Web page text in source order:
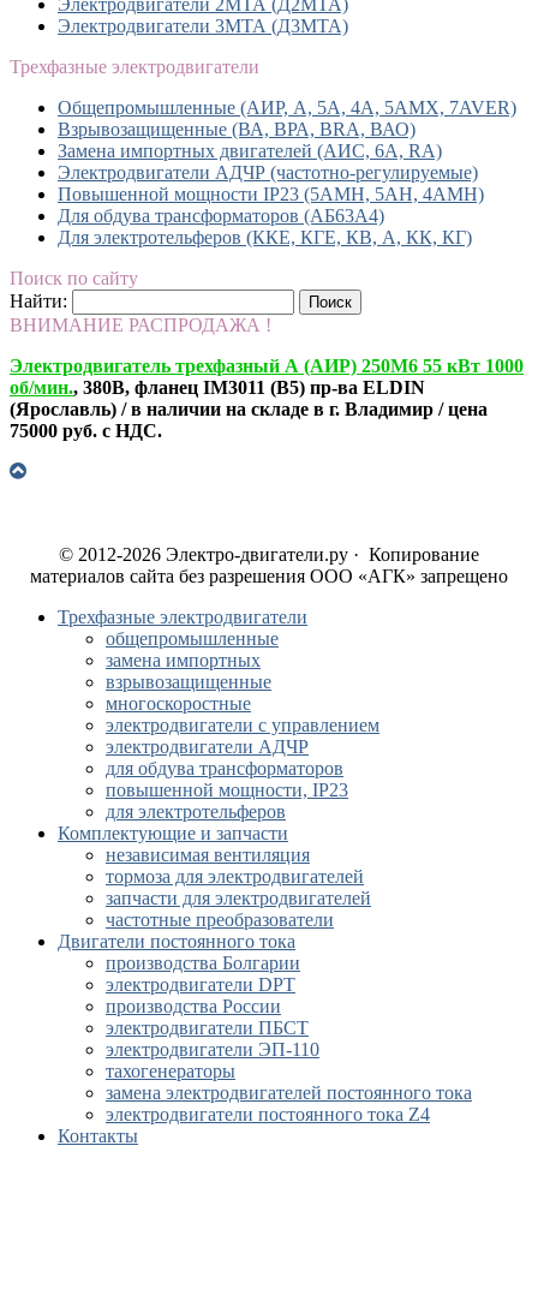
Электродвигатели 2МТА (Д2МТА)
Электродвигатели 3МТА (Д3МТА)
Трехфазные электродвигатели
Общепромышленные (АИР, А, 5А, 4А, 5АМХ, 7AVER)
Взрывозащищенные (ВА, ВРА, BRA, ВАО)
Замена импортных двигателей (АИС, 6А, RA)
Электродвигатели АДЧР (частотно-регулируемые)
Повышенной мощности IP23 (5АМН, 5АН, 4АМН)
Для обдува трансформаторов (АБ63А4)
Для электротельферов (ККЕ, КГЕ, КВ, А, КК, КГ)
Поиск по сайту
Найти:
ВНИМАНИЕ РАСПРОДАЖА !
Электродвигатель трехфазный А (АИР) 250М6 55 кВт 1000
об/мин., 380В, фланец IM3011 (B5) пр-ва ELDIN
(Ярославль) / в наличии на складе в г. Владимир / цена
75000 руб. с НДС.
© 2012-2026 Электро-двигатели.ру · Копирование
материалов сайта без разрешения ООО «АГК» запрещено
Трехфазные электродвигатели
общепромышленные
замена импортных
взрывозащищенные
многоскоростные
электродвигатели с управлением
электродвигатели АДЧР
для обдува трансформаторов
повышенной мощности, IP23
для электротельферов
Комплектующие и запчасти
независимая вентиляция
тормоза для электродвигателей
запчасти для электродвигателей
частотные преобразователи
Двигатели постоянного тока
производства Болгарии
электродвигатели DPT
производства России
электродвигатели ПБСТ
электродвигатели ЭП-110
тахогенераторы
замена электродвигателей постоянного тока
электродвигатели постоянного тока Z4
Контакты